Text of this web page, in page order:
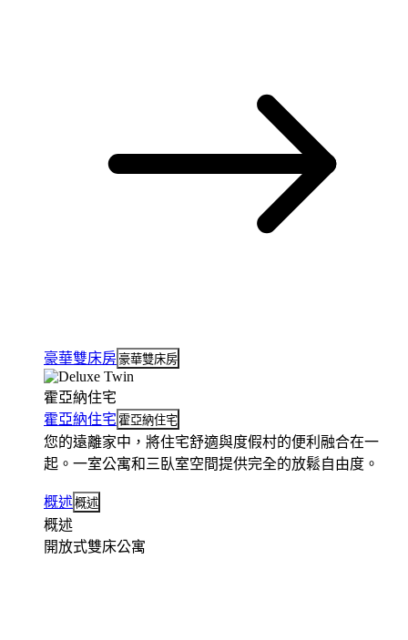
豪華雙床房豪華雙床房
霍亞納住宅
霍亞納住宅 霍亞納住宅
您的遠離家中，將住宅舒適與度假村的便利融合在一
起。一室公寓和三臥室空間提供完全的放鬆自由度。
概述概述
概述
開放式雙床公寓